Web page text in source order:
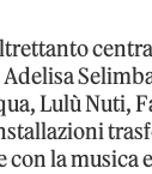
Lulù Nuti,
la musica